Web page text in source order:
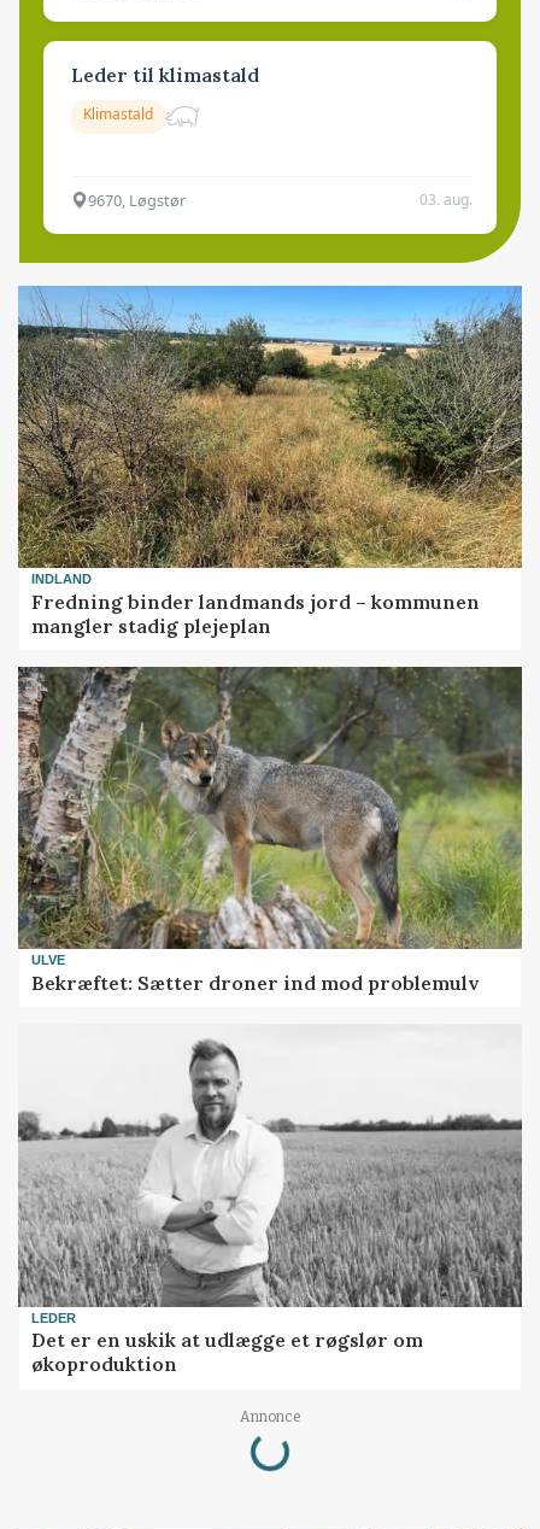
Leder til klimastald
Klimastald
9670, Løgstør 03. aug.
INDLAND
Fredning binder landmands jord – kommunen
mangler stadig plejeplan
ULVE
Bekræftet: Sætter droner ind mod problemulv
LEDER
Det er en uskik at udlægge et røgslør om
økoproduktion
Annonce
Loading...